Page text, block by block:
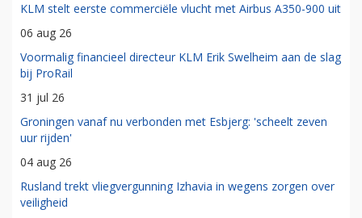
KLM stelt eerste commerciële vlucht met Airbus A350-900 uit
06 aug 26
Voormalig financieel directeur KLM Erik Swelheim aan de slag
bij ProRail
31 jul 26
Groningen vanaf nu verbonden met Esbjerg: 'scheelt zeven
uur rijden'
04 aug 26
Rusland trekt vliegvergunning Izhavia in wegens zorgen over
veiligheid